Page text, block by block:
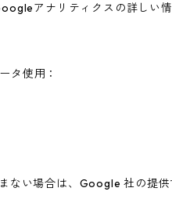
アナリティクスの詳しい
タ使用：
い場合は、Google 社の提